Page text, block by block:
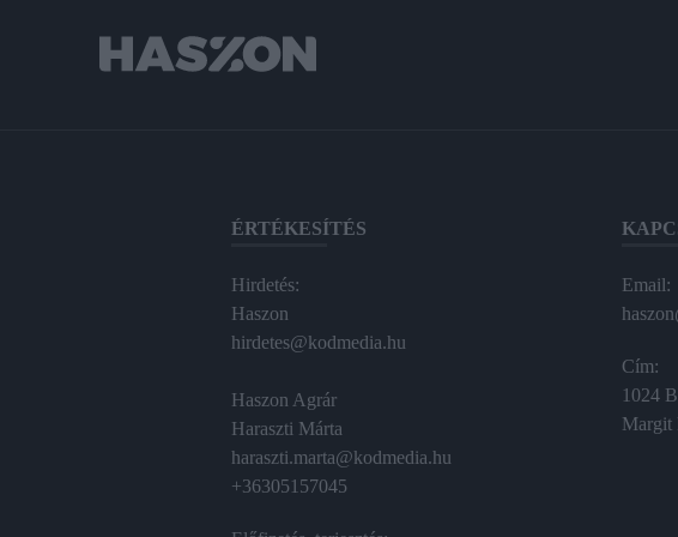
ÉRTÉKESÍTÉS
Hirdetés:
Haszon
hirdetes@kodmedia.hu
Haszon Agrár
Haraszti Márta
haraszti.marta@kodmedia.hu
+36305157045
Email:
Cím:
1024
Margit